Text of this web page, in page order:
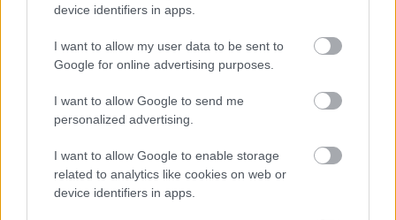
device identifiers in apps.
I want to allow my user data to be sent to
Google for online advertising purposes.
I want to allow Google to send me
personalized advertising.
I want to allow Google to enable storage
related to analytics like cookies on web or
device identifiers in apps.
Ajánlott bejegyzések: